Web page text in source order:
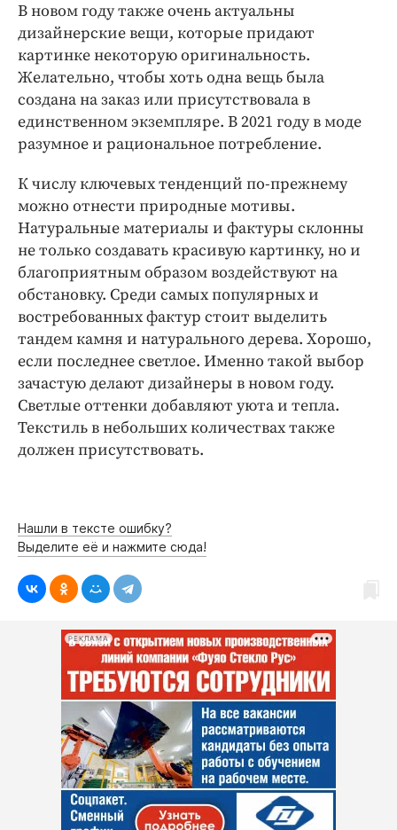
В новом году также очень актуальны
дизайнерские вещи, которые придают
картинке некоторую оригинальность.
Желательно, чтобы хоть одна вещь была
создана на заказ или присутствовала в
единственном экземпляре. В 2021 году в моде
разумное и рациональное потребление.
К числу ключевых тенденций по-прежнему
можно отнести природные мотивы.
Натуральные материалы и фактуры склонны
не только создавать красивую картинку, но и
благоприятным образом воздействуют на
обстановку. Среди самых популярных и
востребованных фактур стоит выделить
тандем камня и натурального дерева. Хорошо,
если последнее светлое. Именно такой выбор
зачастую делают дизайнеры в новом году.
Светлые оттенки добавляют уюта и тепла.
Текстиль в небольших количествах также
должен присутствовать.
Нашли в тексте ошибку?
Выделите её и нажмите сюда!
РЕКЛАМА